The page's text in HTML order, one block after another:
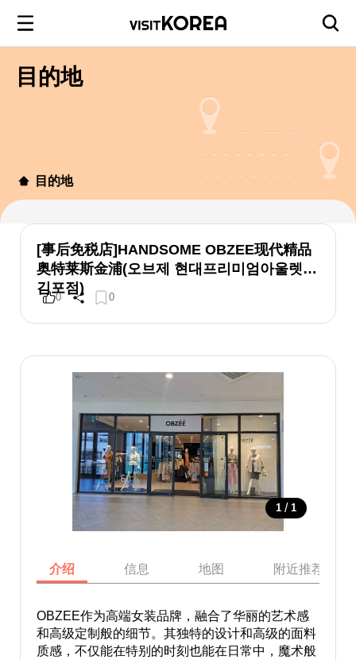
目的地
目的地
[事后免税店]HANDSOME OBZEE现代精品
奥特莱斯金浦(오브제 현대프리미엄아울렛
김포점)
0 0
1 / 1
介绍 信息 地图 附近推荐景点
OBZEE作为高端女装品牌，融合了华丽的艺术感
和高级定制般的细节。其独特的设计和高级的面料
质感，不仅能在特别的时刻也能在日常中，魔术般